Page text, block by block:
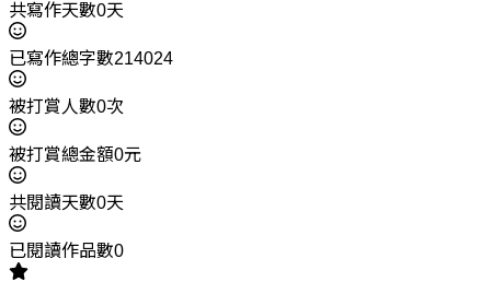
共寫作天數0天
已寫作總字數214024
被打賞人數0次
被打賞總金額0元
共閱讀天數0天
已閱讀作品數0